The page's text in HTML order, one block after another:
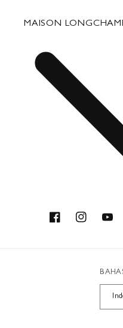
Bagian Hubungan Media
Hubungi
MAISON
KeahlianFacebookInstagram